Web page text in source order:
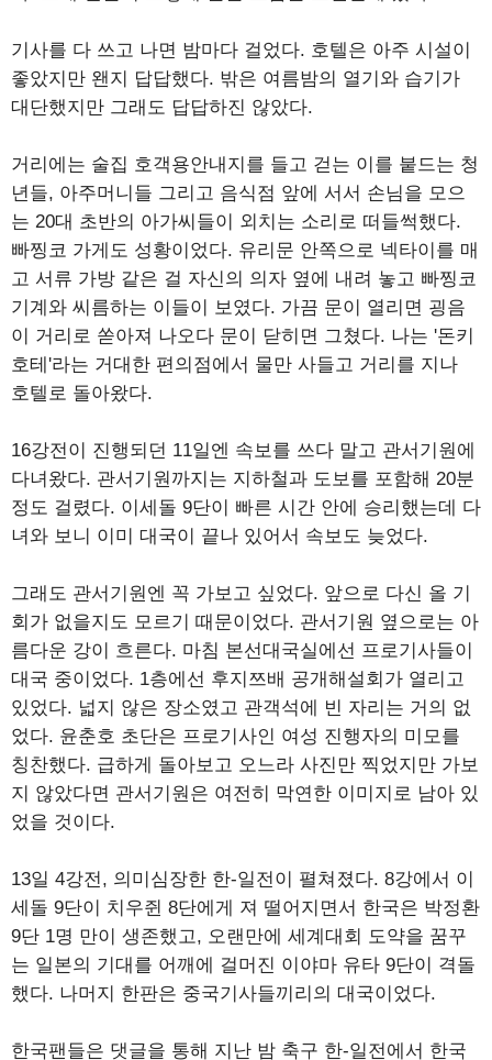
기사를 다 쓰고 나면 밤마다 걸었다. 호텔은 아주 시설이
좋았지만 왠지 답답했다. 밖은 여름밤의 열기와 습기가
대단했지만 그래도 답답하진 않았다.
거리에는 술집 호객용안내지를 들고 걷는 이를 붙드는 청
년들, 아주머니들 그리고 음식점 앞에 서서 손님을 모으
는 20대 초반의 아가씨들이 외치는 소리로 떠들썩했다.
빠찡코 가게도 성황이었다. 유리문 안쪽으로 넥타이를 매
고 서류 가방 같은 걸 자신의 의자 옆에 내려 놓고 빠찡코
기계와 씨름하는 이들이 보였다. 가끔 문이 열리면 굉음
이 거리로 쏟아져 나오다 문이 닫히면 그쳤다. 나는 '돈키
호테'라는 거대한 편의점에서 물만 사들고 거리를 지나
호텔로 돌아왔다.
16강전이 진행되던 11일엔 속보를 쓰다 말고 관서기원에
다녀왔다. 관서기원까지는 지하철과 도보를 포함해 20분
정도 걸렸다. 이세돌 9단이 빠른 시간 안에 승리했는데 다
녀와 보니 이미 대국이 끝나 있어서 속보도 늦었다.
그래도 관서기원엔 꼭 가보고 싶었다. 앞으로 다신 올 기
회가 없을지도 모르기 때문이었다. 관서기원 옆으로는 아
름다운 강이 흐른다. 마침 본선대국실에선 프로기사들이
대국 중이었다. 1층에선 후지쯔배 공개해설회가 열리고
있었다. 넓지 않은 장소였고 관객석에 빈 자리는 거의 없
었다. 윤춘호 초단은 프로기사인 여성 진행자의 미모를
칭찬했다. 급하게 돌아보고 오느라 사진만 찍었지만 가보
지 않았다면 관서기원은 여전히 막연한 이미지로 남아 있
었을 것이다.
13일 4강전, 의미심장한 한-일전이 펼쳐졌다. 8강에서 이
세돌 9단이 치우쥔 8단에게 져 떨어지면서 한국은 박정환
9단 1명 만이 생존했고, 오랜만에 세계대회 도약을 꿈꾸
는 일본의 기대를 어깨에 걸머진 이야마 유타 9단이 격돌
했다. 나머지 한판은 중국기사들끼리의 대국이었다.
한국팬들은 댓글을 통해 지난 밤 축구 한-일전에서 한국